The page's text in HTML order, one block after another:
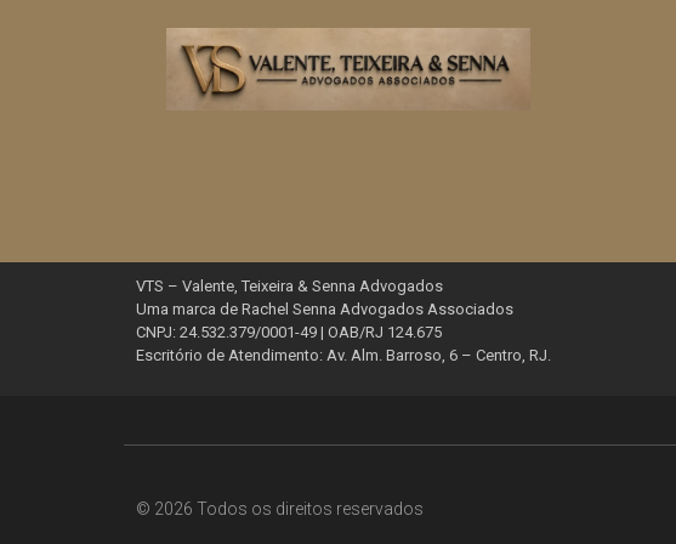
VTS – Valente, Teixeira & Senna Advogados
Uma marca de Rachel Senna Advogados Associados
CNPJ: 24.532.379/0001-49 | OAB/RJ 124.675
Escritório de Atendimento: Av. Alm. Barroso, 6 – Centro, RJ.
© 2026 Todos os direitos reservados